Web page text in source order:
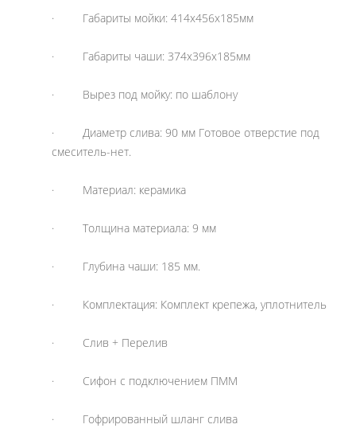
· Габариты мойки: 414х456х185мм
· Габариты чаши: 374х396х185мм
· Вырез под мойку: по шаблону
· Диаметр слива: 90 мм Готовое отверстие под
смеситель-нет.
· Материал: керамика
· Толщина материала: 9 мм
· Глубина чаши: 185 мм.
· Комплектация: Комплект крепежа, уплотнитель
· Слив + Перелив
· Сифон с подключением ПММ
· Гофрированный шланг слива